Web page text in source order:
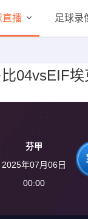
直播 足球录
04vsEIF埃
芬甲
2025年07月06日
00:00